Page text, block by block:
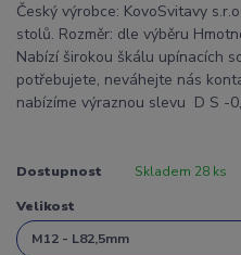
Český výrobce: KovoSvitavy
stolů. Rozměr: dle výběru
Nabízí širokou škálu upínacích
potřebujete, neváhejte nás
nabízíme výraznou slevu D S -
Dostupnost Skladem 28 ks
Velikost